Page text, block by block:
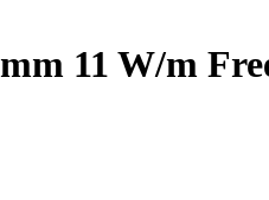
11 W/m